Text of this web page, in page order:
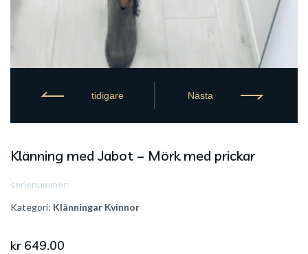
tidigare Nästa
Klänning med Jabot – Mörk med prickar
serienummer:
Kategori: Klänningar Kvinnor
kr 649.00